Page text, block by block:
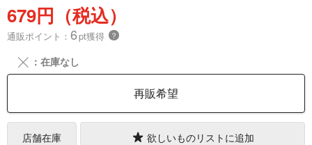
679円（税込）
通販ポイント： 6pt獲得 ？
╳ ：在庫なし
再販希望
店舗在庫 欲しいものリストに追加